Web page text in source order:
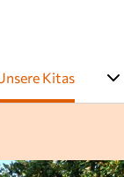
Kitas